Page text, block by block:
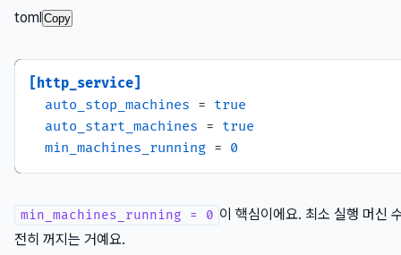
toml Copy
[http_service]
auto_stop_machines = true
auto_start_machines = true
min_machines_running = 0
min_machines_running = 0 이 핵심이에요. 최소 실행 머신
전히 꺼지는 거예요.